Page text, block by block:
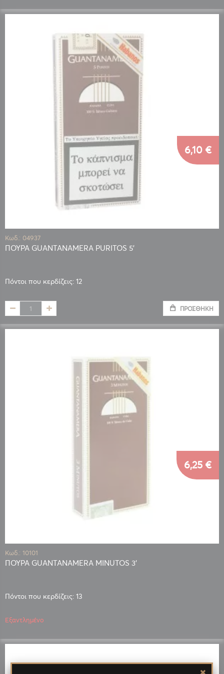
Κωδ.: 04937
ΠΟΥΡΑ GUANTANAMERA PURITOS 5'
Πόντοι που κερδίζεις: 12
6,10 €
ΠΡΟΣΘΉΚΗ
Κωδ.: 10101
ΠΟΥΡΑ GUANTANAMERA MINUTOS 3'
Πόντοι που κερδίζεις: 13
6,25 €
Εξαντλημένο